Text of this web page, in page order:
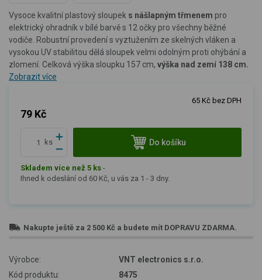
Vysoce kvalitní plastový sloupek s nášlapným třmenem pro
elektrický ohradník v bílé barvě s 12 očky pro všechny běžné
vodiče. Robustní provedení s vyztužením ze skelných vláken a
vysokou UV stabilitou dělá sloupek velmi odolným proti ohýbání a
zlomení. Celková výška sloupku 157 cm, výška nad zemí 138 cm.
Zobrazit více
79 Kč
65 Kč bez DPH
ks Do košíku
Skladem více než 5 ks -
Ihned k odeslání od 60 Kč, u vás za 1 - 3 dny.
Nakupte ještě za 2 500 Kč a budete mít DOPRAVU ZDARMA.
Výrobce:
VNT electronics s.r.o.
Kód produktu:
8475